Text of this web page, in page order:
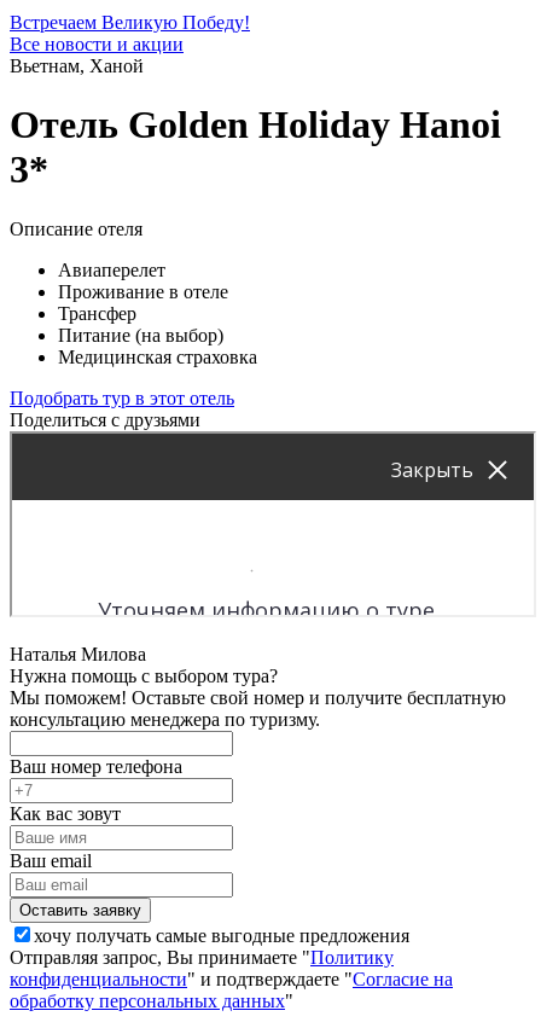
Встречаем Великую Победу!
Все новости и акции
Вьетнам, Ханой
Отель Golden Holiday Hanoi
3*
Описание отеля
Авиаперелет
Проживание в отеле
Трансфер
Питание (на выбор)
Медицинская страховка
Подобрать тур в этот отель
Поделиться с друзьями
Наталья Милова
Нужна помощь с выбором тура?
Мы поможем! Оставьте свой номер и получите бесплатную
консультацию менеджера по туризму.
Ваш номер телефона
Как вас зовут
Ваш email
хочу получать самые выгодные предложения
Отправляя запрос, Вы принимаете "Политику
конфиденциальности" и подтверждаете "Согласие на
обработку персональных данных"